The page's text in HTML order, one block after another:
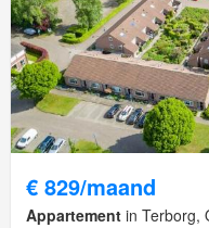
€ 829/maand
Appartement in Terborg,